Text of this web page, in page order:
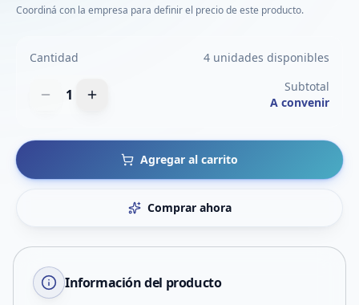
Coordiná con la empresa para definir el precio de este producto.
Cantidad 4 unidades disponibles
1
Subtotal
A convenir
Agregar al carrito
Comprar ahora
Información del producto